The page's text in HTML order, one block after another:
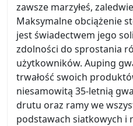
zawsze marzyłeś,
Maksymalne obciążenie
jest świadectwem jego
zdolności do sprostania
użytkowników. Auping
trwałość swoich
niesamowitą 35-letnią
drutu oraz ramy we
podstawach siatkowych i